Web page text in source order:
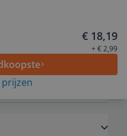
€ 18,19
+ € 2,99
prijzen